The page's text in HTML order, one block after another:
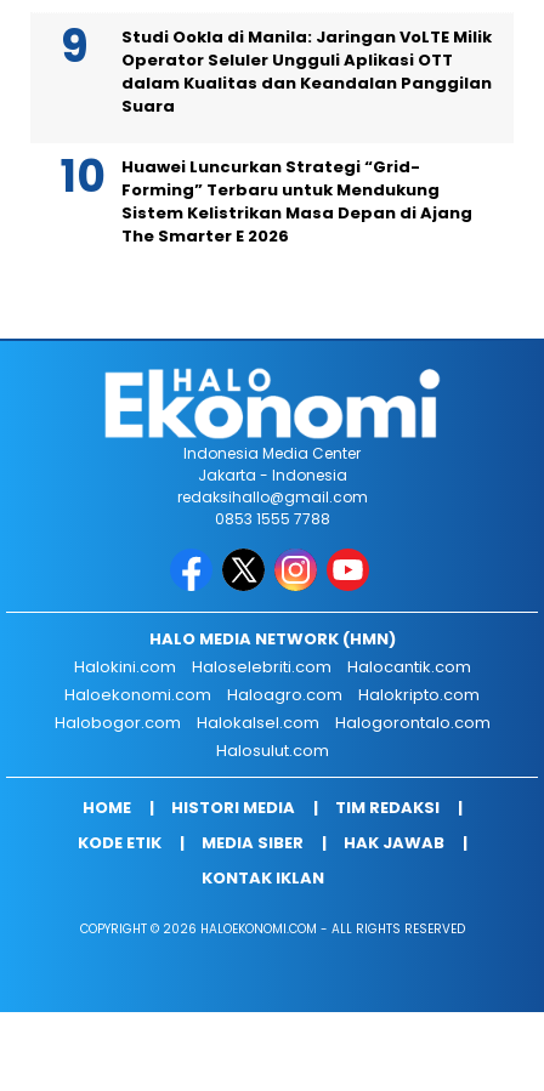
Studi Ookla di Manila: Jaringan VoLTE Milik
Operator Seluler Ungguli Aplikasi OTT
dalam Kualitas dan Keandalan Panggilan
Suara
Huawei Luncurkan Strategi “Grid-
Forming” Terbaru untuk Mendukung
Sistem Kelistrikan Masa Depan di Ajang
The Smarter E 2026
Indonesia Media Center
Jakarta - Indonesia
redaksihallo@gmail.com
0853 1555 7788
HALO MEDIA NETWORK (HMN)
Halokini.com
Haloselebriti.com
Halocantik.com
Haloekonomi.com
Haloagro.com
Halokripto.com
Halobogor.com
Halokalsel.com
Halogorontalo.com
Halosulut.com
HOME HISTORI MEDIA
TIM REDAKSI
KODE ETIK
MEDIA SIBER
HAK JAWAB
KONTAK IKLAN
COPYRIGHT © 2026 HALOEKONOMI.COM - ALL RIGHTS RESERVED